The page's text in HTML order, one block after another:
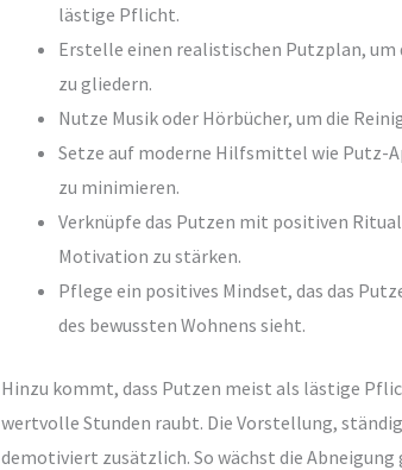
lästige Pflicht.
Erstelle einen realistischen Putzplan,
zu gliedern.
Nutze Musik oder Hörbücher, um die
Setze auf moderne Hilfsmittel wie Putz-
zu minimieren.
Verknüpfe das Putzen mit positiven
Motivation zu stärken.
Pflege ein positives Mindset, das das
des bewussten Wohnens sieht.
Hinzu kommt, dass Putzen meist als lästige
wertvolle Stunden raubt. Die Vorstellung,
demotiviert zusätzlich. So wächst die Abneigung